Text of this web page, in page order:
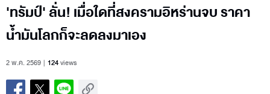
'ทรัมป์' ลั่น! เมื่อใดที่สงครามอิหร่านจบ ราคา
น้ำมันโลกก็จะลดลงมาเอง
2 พ.ค. 2569 124views